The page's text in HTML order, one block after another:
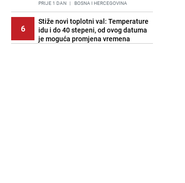
PRIJE 1 DAN | BOSNA I HERCEGOVINA
6
Stiže novi toplotni val: Temperature
idu i do 40 stepeni, od ovog datuma
je moguća promjena vremena